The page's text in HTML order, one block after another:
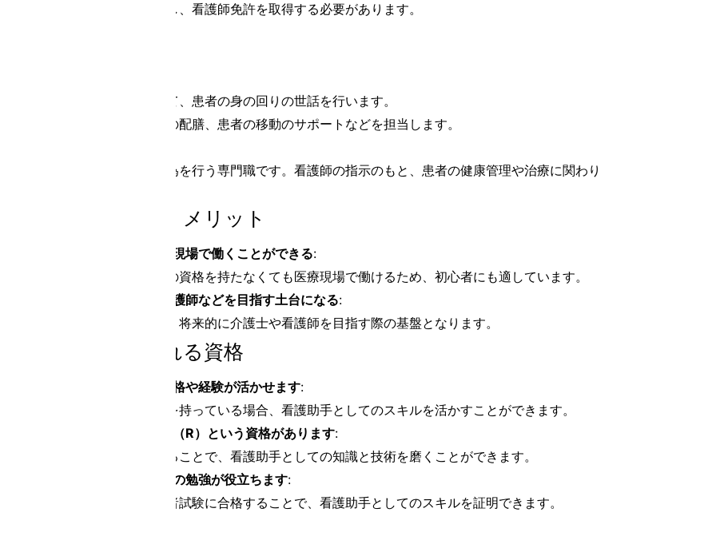
が、看護師は国家試験に合格し、看護師免許を取得する必要があります。
看護師の補助として、患者の身の回りの世話を行います。
病室の清掃や食事の配膳、患者の移動のサポートなどを担当します。
看護師は、医療行為を行う専門職です。看護師の指示のもと、患者の健康管理や治療に関わり
看護助手として働くメリット
無資格・未経験でも医療現場で働くことができる:
看護助手は、特定の資格を持たなくても医療現場で働けるため、初心者にも適しています。
介護士や、看護師、准看護師などを目指す土台になる:
看護助手の経験は、将来的に介護士や看護師を目指す際の基盤となります。
看護助手に求められる資格
これまでの介護関係の資格や経験が活かせます:
介護士などの資格を持っている場合、看護助手としてのスキルを活かすことができます。
メディカルケアワーカー（R）という資格があります:
この資格を取得することで、看護助手としての知識と技術を磨くことができます。
看護助手認定実務者試験の勉強が役立ちます:
看護助手認定実務者試験に合格することで、看護助手としてのスキルを証明できます。